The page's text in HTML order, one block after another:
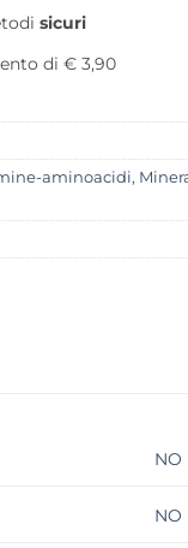
sicuri
di € 3,90
aminoacidi,
NO
NO